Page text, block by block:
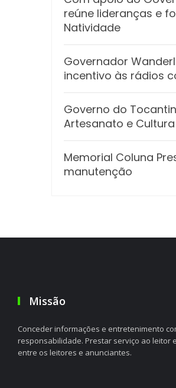
reúne lideranças e
Natividade
Governador
incentivo às rádios
Governo do
Artesanato e
Memorial Coluna
manutenção
Missão
Conceder informações e entretenimento
responsabilidade. Prestar serviço ao leitor
entre os leitores e anunciantes.